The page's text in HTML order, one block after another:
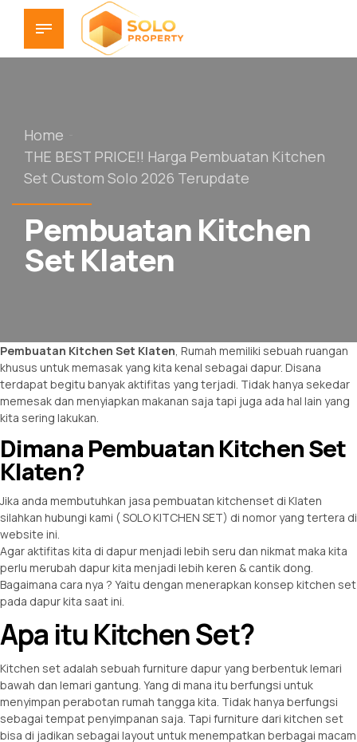
Home
THE BEST PRICE!! Harga Pembuatan Kitchen
Set Custom Solo 2026 Terupdate
Pembuatan Kitchen
Set Klaten
Pembuatan Kitchen Set Klaten , Rumah memiliki sebuah ruangan
khusus untuk memasak yang kita kenal sebagai dapur. Disana
terdapat begitu banyak aktifitas yang terjadi. Tidak hanya sekedar
memesak dan menyiapkan makanan saja tapi juga ada hal lain yang
kita sering lakukan.
Dimana Pembuatan Kitchen Set
Klaten?
Jika anda membutuhkan jasa pembuatan kitchenset di Klaten
silahkan hubungi kami ( SOLO KITCHEN SET) di nomor yang tertera di
website ini.
Agar aktifitas kita di dapur menjadi lebih seru dan nikmat maka kita
perlu merubah dapur kita menjadi lebih keren & cantik dong.
Bagaimana cara nya ? Yaitu dengan menerapkan konsep kitchen set
pada dapur kita saat ini.
Apa itu Kitchen Set?
Kitchen set adalah sebuah furniture dapur yang berbentuk lemari
bawah dan lemari gantung. Yang di mana itu berfungsi untuk
menyimpan perabotan rumah tangga kita. Tidak hanya berfungsi
sebagai tempat penyimpanan saja. Tapi furniture dari kitchen set
bisa di jadikan sebagai layout untuk menempatkan berbagai macam